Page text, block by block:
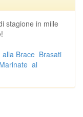
stagione in mille
alla Brace Brasati
Marinate al